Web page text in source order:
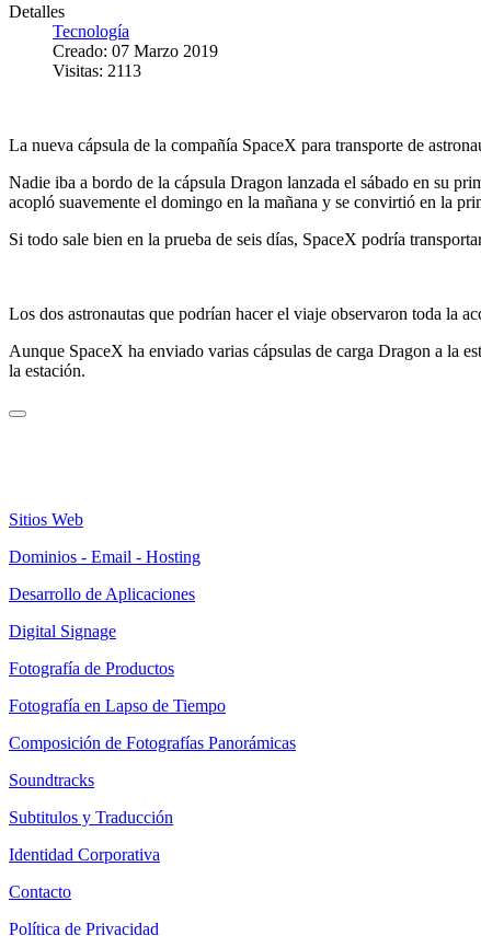
Detalles
Tecnología
Creado: 07 Marzo 2019
Visitas: 2113
La nueva cápsula de la compañí­a SpaceX para transporte de
Nadie iba a bordo de la cápsula Dragon lanzada el sábado en su
acopló suavemente el domingo en la mañana y se convirtió en la
Si todo sale bien en la prueba de seis dí­as, SpaceX podrí­a
Los dos astronautas que podrí­an hacer el viaje observaron toda la
Aunque SpaceX ha enviado varias cápsulas de carga Dragon a la
la estación.
Sitios Web
Dominios - Email - Hosting
Desarrollo de Aplicaciones
Digital Signage
Fotografía de Productos
Fotografía en Lapso de Tiempo
Composición de Fotografías Panorámicas
Soundtracks
Subtitulos y Traducción
Identidad Corporativa
Contacto
Política de Privacidad